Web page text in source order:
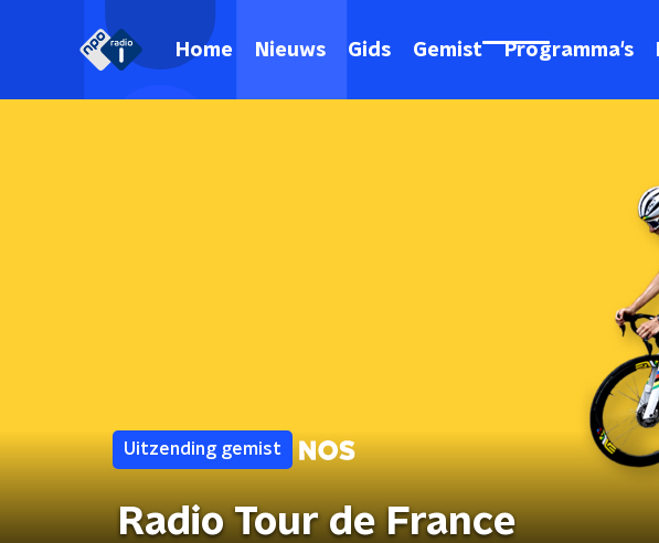
Home Nieuws Gids Gemist Programma's
Uitzending gemist
Radio Tour de France